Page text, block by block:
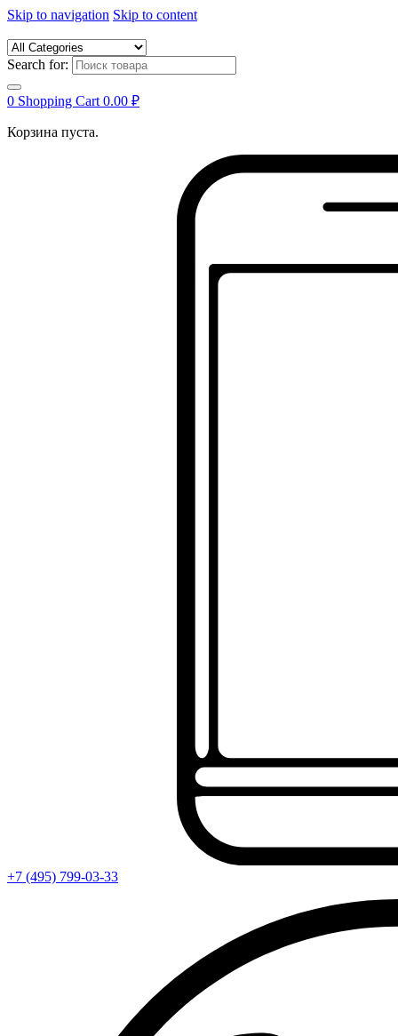
Skip to navigation Skip to content
Search for:
0 Shopping Cart 0.00 ₽
Корзина пуста.
+7 (495) 799-03-33